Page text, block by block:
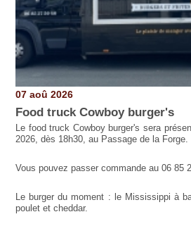
07 aoû 2026
Food truck Cowboy burger's
Le food truck Cowboy burger's sera
2026, dès 18h30, au Passage de la Forge.
Vous pouvez passer commande au 06 85
Le burger du moment : le Mississippi à
poulet et cheddar.